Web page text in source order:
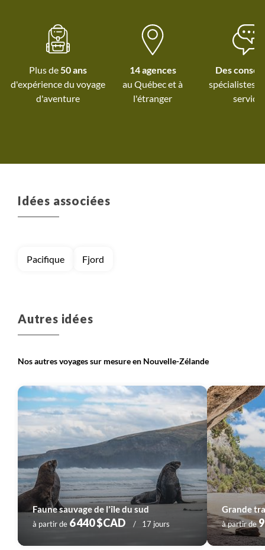
Plus de 50 ans
d'expérience du voyage
d'aventure
14 agences
au Québec età
l'étranger
Des
spécialistes
service
Idées associées
Pacifique Fjord
Autres idées
Nos autres voyages sur mesure en Nouvelle-Zélande
Faune sauvage de l'île du sud
à partir de 6 440 $CAD 17 jours à partir de